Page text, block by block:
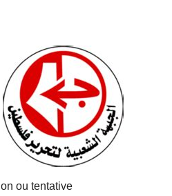
ou tentative